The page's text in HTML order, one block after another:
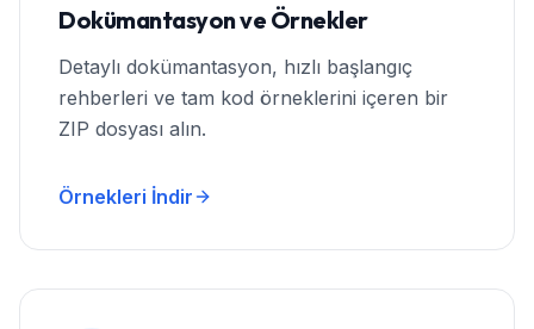
Dokümantasyon ve Örnekler
Detaylı dokümantasyon, hızlı başlangıç
rehberleri ve tam kod örneklerini içeren bir
ZIP dosyası alın.
Örnekleri İndir